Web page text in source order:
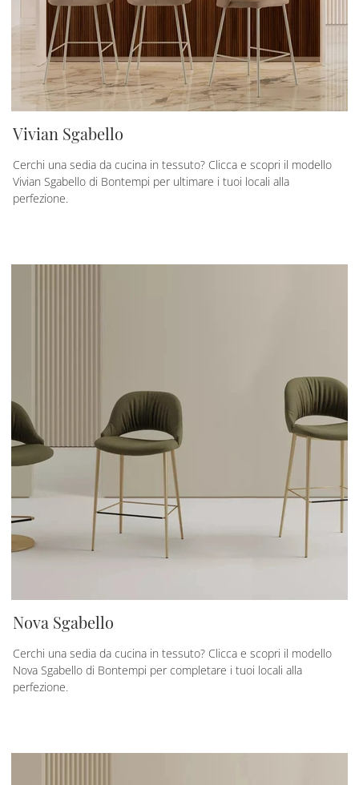
Vivian Sgabello
Cerchi una sedia da cucina in tessuto? Clicca e scopri il modello
Vivian Sgabello di Bontempi per ultimare i tuoi locali alla
perfezione.
Nova Sgabello
Cerchi una sedia da cucina in tessuto? Clicca e scopri il modello
Nova Sgabello di Bontempi per completare i tuoi locali alla
perfezione.